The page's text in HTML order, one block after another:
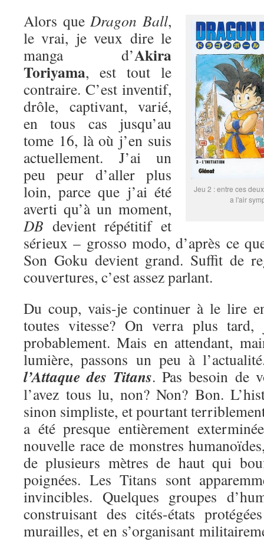
Jeu 2 : entre ces
a l'air
Alors queDragon Ball,
le vrai, je veux dire le
manga d’Akira
Toriyama, est tout le
contraire. C’est inventif,
drôle, captivant, varié,
en tous cas jusqu’au
tome 16, là où j’en suis
actuellement. J’ai un
peu peur d’aller plus
loin, parce que j’ai été
averti qu’à un moment,
DB devient répétitif et
sérieux – grosso modo, d’après ce
Son Goku devient grand. Suffit de
couvertures, c’est assez parlant.
Du coup, vais-je continuer à le lire
toutes vitesse? On verra plus
probablement. Mais en attendant,
lumière, passons un peu à
l’Attaque des Titans. Pas besoin de
l’avez tous lu, non? Non? Bon.
sinon simpliste, et pourtant
a été presque entièrement
nouvelle race de monstres
de plusieurs mètres de haut qui
poignées. Les Titans sont
invincibles. Quelques groupes
construisant des cités-états
murailles, et en s’organisant